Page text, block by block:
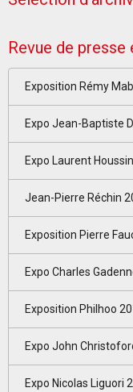
Revue de
Exposition Rémy
Expo Jean-Baptiste
Expo Laurent
Jean-Pierre Réchin
Exposition Pierre
Expo Charles
Exposition Philhoo
Expo John
Expo Nicolas Liguori